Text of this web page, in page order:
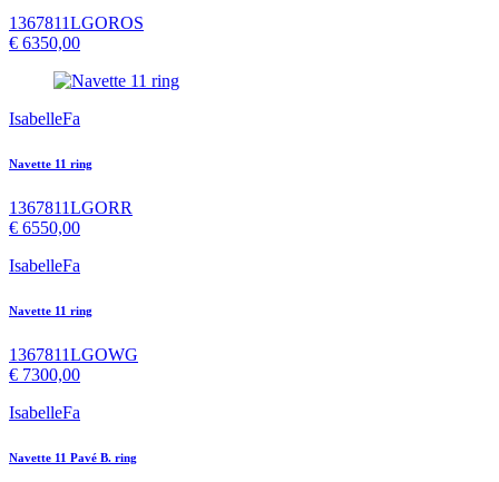
1367811LGOROS
€ 6350,00
IsabelleFa
Navette 11 ring
1367811LGORR
€ 6550,00
IsabelleFa
Navette 11 ring
1367811LGOWG
€ 7300,00
IsabelleFa
Navette 11 Pavé B. ring